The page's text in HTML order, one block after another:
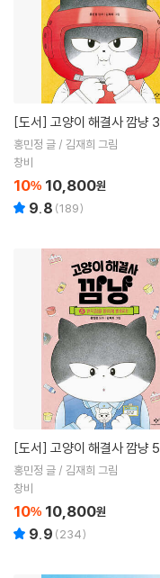
[도서] 고양이 해결사 깜냥 3
홍민정 글 / 김재희 그림
창비
10% 10,800원
9.8 (189)
[도서] 고양이 해결사 깜냥 5
홍민정 글 / 김재희 그림
창비
10% 10,800원
9.9 (234)